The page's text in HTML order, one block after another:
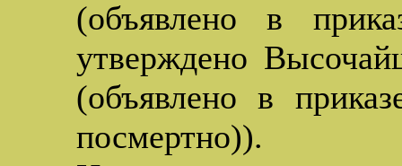
(объявлено в
утверждено
(объявлено в
посмертно)).